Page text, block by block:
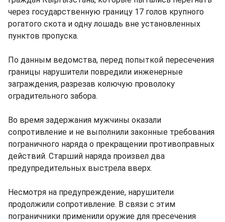
через государственную границу 17 голов крупного
рогатого скота и одну лошадь вне установленных
пунктов пропуска.
По данным ведомства, перед попыткой пересечения
границы нарушители повредили инженерные
заграждения, разрезав колючую проволоку
оградительного забора.
Во время задержания мужчины оказали
сопротивление и не выполнили законные требования
пограничного наряда о прекращении противоправных
действий. Старший наряда произвел два
предупредительных выстрела вверх.
Несмотря на предупреждение, нарушители
продолжили сопротивление. В связи с этим
пограничники применили оружие для пресечения